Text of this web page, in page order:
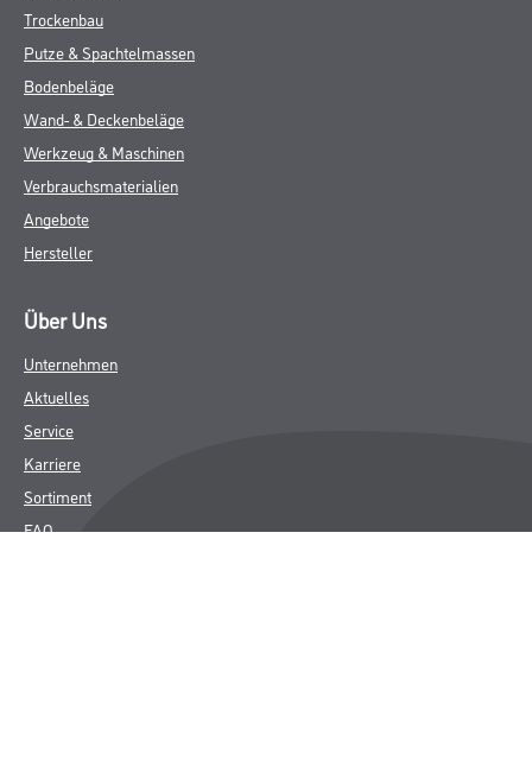
Trockenbau
Putze & Spachtelmassen
Bodenbeläge
Wand- & Deckenbeläge
Werkzeug & Maschinen
Verbrauchsmaterialien
Angebote
Hersteller
Über Uns
Unternehmen
Aktuelles
Service
Karriere
Sortiment
FAQ